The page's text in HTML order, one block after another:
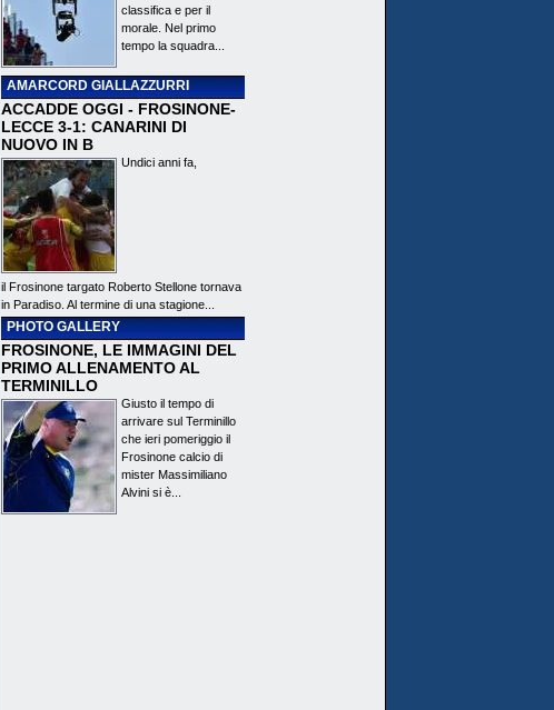
classifica e per il
morale. Nel primo
tempo la squadra...
AMARCORD GIALLAZZURRI
ACCADDE OGGI - FROSINONE-
LECCE 3-1: CANARINI DI
NUOVO IN B
Undici anni fa,
il Frosinone targato Roberto Stellone tornava
in Paradiso. Al termine di una stagione...
PHOTO GALLERY
FROSINONE, LE IMMAGINI DEL
PRIMO ALLENAMENTO AL
TERMINILLO
Giusto il tempo di
arrivare sul Terminillo
che ieri pomeriggio il
Frosinone calcio di
mister Massimiliano
Alvini si è...